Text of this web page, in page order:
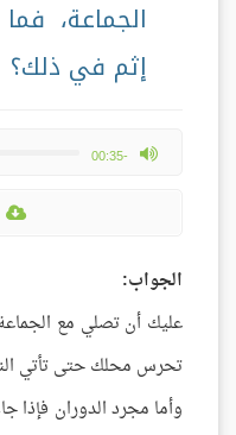
الجماعة،
إثم في ذلك؟
-00:35
max volume
الجواب:
عليك أن تصلي مع
تحرس محلك حتى تأتي
وأما مجرد الدوران فإذا